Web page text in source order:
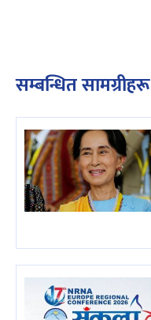
सम्बन्धित सामग्रीहरू